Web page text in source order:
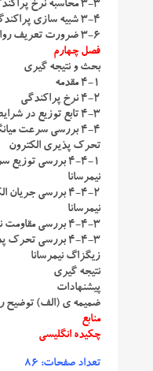
3-3 محاسبه نرخ پراکندگی کل
3-4 شبیه سازی پراکندگی الکترون – فونون
3-6 ضرورت تعریف روال واگرد
فصل چهارم
بحث و نتیجه گیری
4-1 مقدمه
4-2 نرخ پراکندگی
4-3 تابع توزیع در شرایط مختلف فیزیکی
4-4 بررسی سرعت
تحرک پذیری الکترون
4-4-1 بررسی
نیمرسانا
4-4-2 بررسی
نیمرسانا
4-4-3 بررسی مقاومت نانولوله های زیگزاگ نیمرسانا
4-4-3 بررسی
زیگزاگ نیمرسانا
نتیجه گیری
پیشنهادات
ضمیمه ی (الف) توضیح
منابع
چکیده انگلیسی
تعداد صفحات: 86